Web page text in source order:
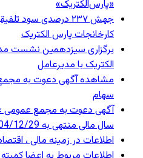
«پارس‌الکتریک»
کارخانجات پارس الکتریک
برگزاری سیزدهمین نشست
الکتریک با مدیرعامل
مشاهده آگهی دعوت به
سهام
آگهی دعوت به مجمع عمومی
سال مالی منتهی به 1404/12/29
اطلاعات در زمینه مالی ،